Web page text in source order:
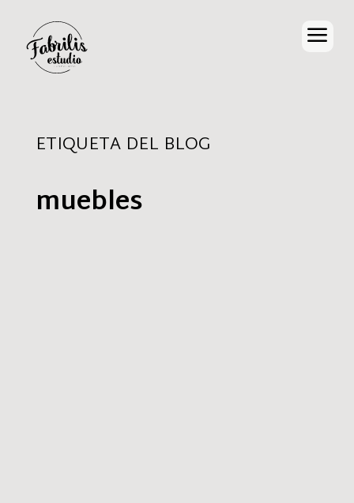
a
ETIQUETA DEL BLOG
muebles